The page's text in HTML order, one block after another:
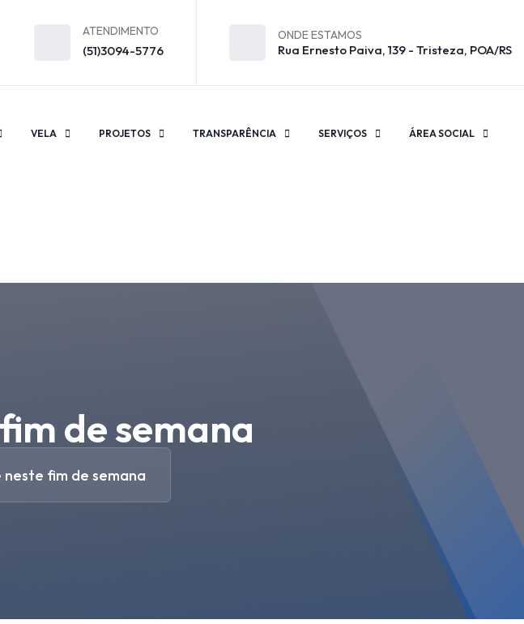
ATENDIMENTO
(51)3094-5776
ONDE ESTAMOS
Rua Ernesto Paiva, 139 - Tristeza, POA/RS
VELA PROJETOS TRANSPARÊNCIA SERVIÇOS ÁREA SOCIAL
de semana
fim de semana